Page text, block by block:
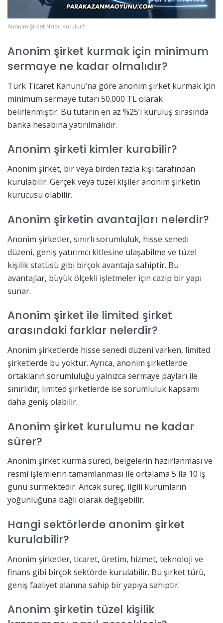
Anonim Şirket Nasıl Kurulur?
Anonim şirket kurmak için minimum
sermaye ne kadar olmalıdır?
Türk Ticaret Kanunu’na göre anonim şirket kurmak için
minimum sermaye tutarı 50.000 TL olarak
belirlenmiştir. Bu tutarın en az %25’i kuruluş sırasında
banka hesabına yatırılmalıdır.
Anonim şirketi kimler kurabilir?
Anonim şirket, bir veya birden fazla kişi tarafından
kurulabilir. Gerçek veya tüzel kişiler anonim şirketin
kurucusu olabilir.
Anonim şirketin avantajları nelerdir?
Anonim şirketler, sınırlı sorumluluk, hisse senedi
düzeni, geniş yatırımcı kitlesine ulaşabilme ve tüzel
kişilik statüsü gibi birçok avantaja sahiptir. Bu
avantajlar, büyük ölçekli işletmeler için cazip bir yapı
sunar.
Anonim şirket ile limited şirket
arasındaki farklar nelerdir?
Anonim şirketlerde hisse senedi düzeni varken, limited
şirketlerde bu yoktur. Ayrıca, anonim şirketlerde
ortakların sorumluluğu yalnızca sermaye payları ile
sınırlıdır, limited şirketlerde ise sorumluluk kapsamı
daha geniş olabilir.
Anonim şirket kurulumu ne kadar
sürer?
Anonim şirket kurma süreci, belgelerin hazırlanması ve
resmi işlemlerin tamamlanması ile ortalama 5 ila 10 iş
günü sürmektedir. Ancak süreç, ilgili kurumların
yoğunluğuna bağlı olarak değişebilir.
Hangi sektörlerde anonim şirket
kurulabilir?
Anonim şirketler, ticaret, üretim, hizmet, teknoloji ve
finans gibi birçok sektörde kurulabilir. Bu şirket türü,
geniş faaliyet alanına sahip bir yapıya sahiptir.
Anonim şirketin tüzel kişilik